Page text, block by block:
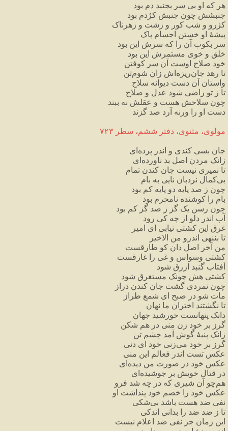
هر که او بی سر بجنبد دم بود
جنبشش چون جنبش کژدم بود
کژرو و شب کور و زشت و زهرناک
پیشهٔ او خستن اجسام پاک
سر بکوب آن را که سرش این بود
خلق و خوی مستمرش این بود
خود صلاح اوست آن سر کوفتن
تا رهد جانریزه اش زان شومتن
واستان آن دست دیوانه سلاح
تا ز تو راضی شود عدل و صلاح
چون سلاحش هست و عقلش نه ببند
دست او را ورنه آرد صد گزند
مولوی، مثنوی، دفتر ششم، سطر ۷۲۳
جان بسی کندی و اندر پرده ای
زانک مردن اصل بد ناورده ای
تا نمیری نیست جان کندن تمام
بیکمال نردبان نایی به بام
چون ز صد پایه دو پایه کم بود
بام را کوشنده نامحرم بود
چون رسن یک گز ز صد گز کم بود
آب اندر دلو از چه کی رود
غرق این کشتی نیابی ای امیر
تا بننهی اندرو من الاخیر
من آخر اصل دان کو طارقست
کشتی وسواس و غی را
غارقست
آفتاب گنبد ازرق شود
کشتی هش چونک مستغرق شود
چون نمردی گشت جان کندن دراز
مات شو در صبح ای شمع طراز
تا نگشتند اختران ما نهان
دانک پنهانست خورشید جهان
گرز بر خود زن منی در هم شکن
زانک پنبهٔ گوش آمد چشم تن
گرز بر خود میزنی خود ای دنی
عکس تست اندر فعالم این منی
عکس خود در صورت من دیده ای
در قتال خویش بر جوشیده ای
همچو آن شیری که در چه شد فرو
عکس خود را خصم خود پنداشت او
نفی ضد هست باشد بیشکی
تا ز ضد ضد را بدانی اندکی
این زمان جز نفی ضد اعلام نیست